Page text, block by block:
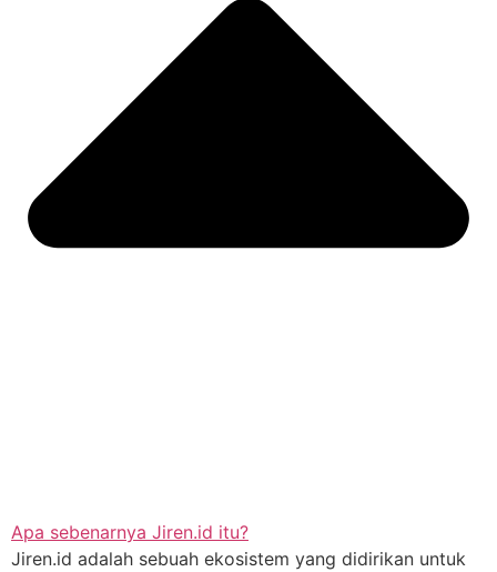
Apa sebenarnya Jiren.id itu?
Jiren.id adalah sebuah ekosistem yang didirikan untuk